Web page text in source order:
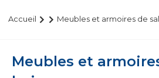
Accueil Meubles et armoires de
Meubles et